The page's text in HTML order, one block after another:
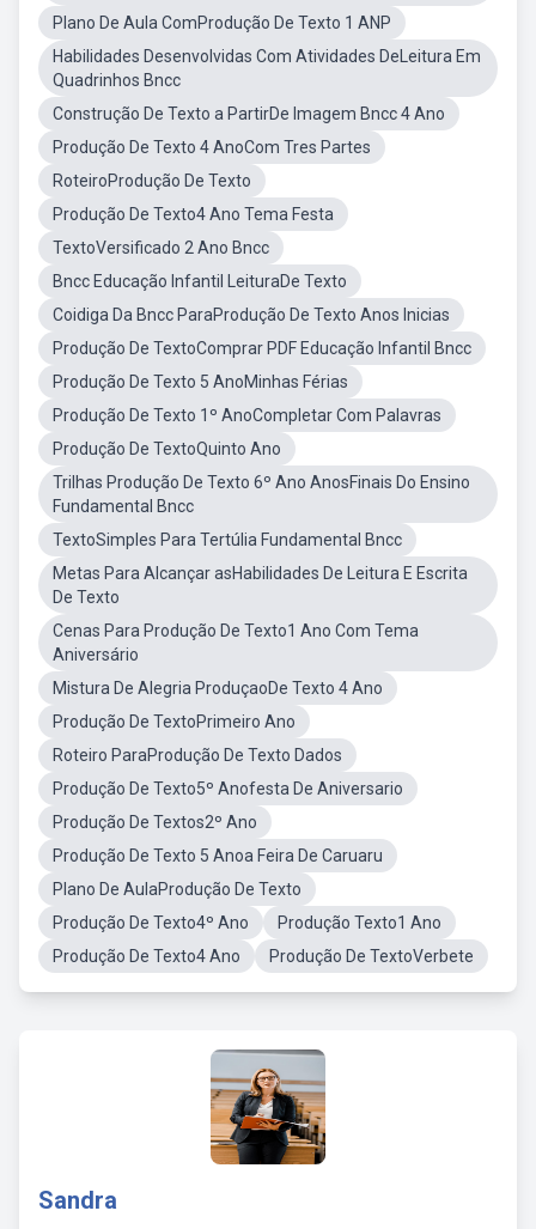
Plano De Aula ComProdução De Texto 1 ANP
Habilidades Desenvolvidas Com Atividades DeLeitura Em
Quadrinhos Bncc
Construção De Texto a PartirDe Imagem Bncc 4 Ano
Produção De Texto 4 AnoCom Tres Partes
RoteiroProdução De Texto
Produção De Texto4 Ano Tema Festa
TextoVersificado 2 Ano Bncc
Bncc Educação Infantil LeituraDe Texto
Coidiga Da Bncc ParaProdução De Texto Anos Inicias
Produção De TextoComprar PDF Educação Infantil Bncc
Produção De Texto 5 AnoMinhas Férias
Produção De Texto 1º AnoCompletar Com Palavras
Produção De TextoQuinto Ano
Trilhas Produção De Texto 6º Ano AnosFinais Do Ensino
Fundamental Bncc
TextoSimples Para Tertúlia Fundamental Bncc
Metas Para Alcançar asHabilidades De Leitura E Escrita
De Texto
Cenas Para Produção De Texto1 Ano Com Tema
Aniversário
Mistura De Alegria ProduçaoDe Texto 4 Ano
Produção De TextoPrimeiro Ano
Roteiro ParaProdução De Texto Dados
Produção De Texto5º Anofesta De Aniversario
Produção De Textos2º Ano
Produção De Texto 5 Anoa Feira De Caruaru
Plano De AulaProdução De Texto
Produção De Texto4º Ano
Produção Texto1 Ano
Produção De Texto4 Ano
Produção De TextoVerbete
Sandra